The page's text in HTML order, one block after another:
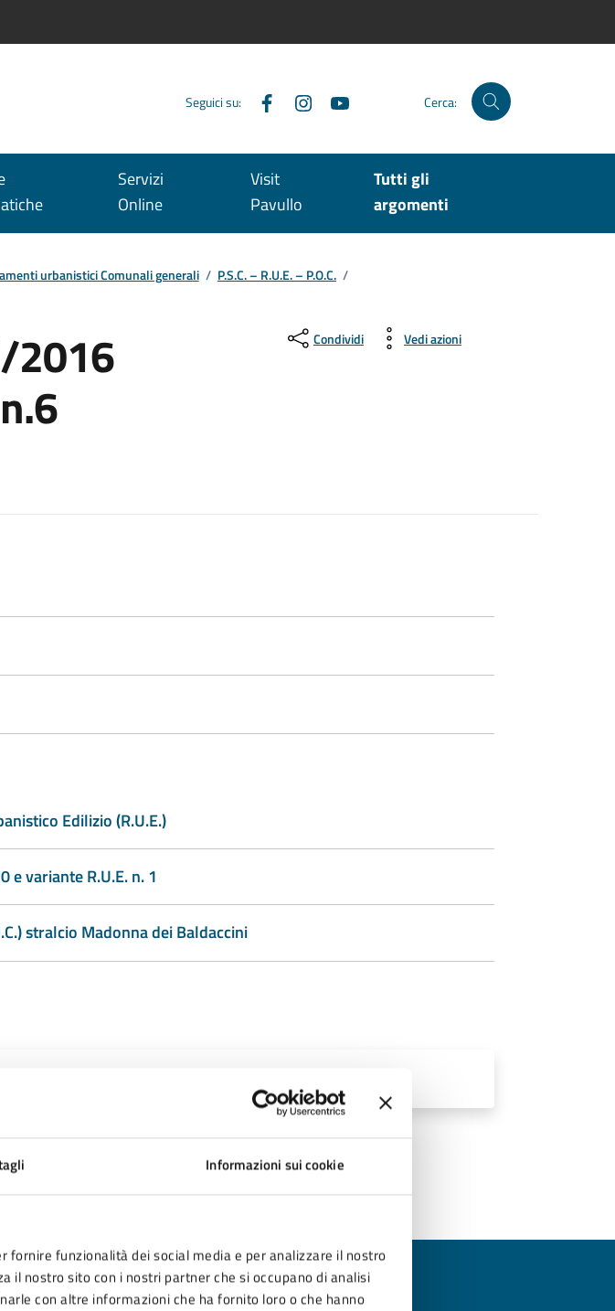
Informazioni sui cookie
funzionalità dei social media e per analizzare il nostro
il nostro sito con i nostri partner che si occupano di analisi
con altre informazioni che ha fornito loro o che hanno
Seguici su: FacebookInstagram Cerca:
Servizi
Online
Visit
Pavullo
Tutti gli
argomenti
urbanistici Comunali generali / P.S.C. – R.U.E. – P.O.C. /
2016 Condividi Vedi azioni
Edilizio (R.U.E.)
e variante R.U.E. n. 1
stralcio Madonna dei Baldaccini
10:43